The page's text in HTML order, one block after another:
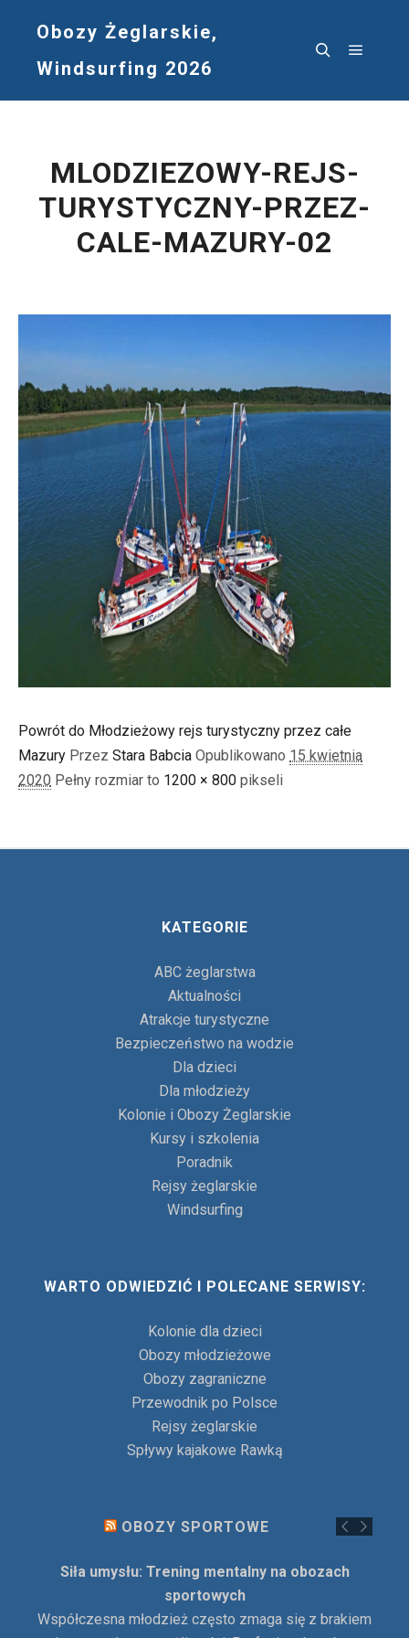
Obozy Żeglarskie,
Windsurfing 2026
MLODZIEZOWY-REJS-
TURYSTYCZNY-PRZEZ-
CALE-MAZURY-02
Powrót do Młodzieżowy rejs turystyczny przez całe
Mazury Przez Stara Babcia Opublikowano 15 kwietnia
2020 Pełny rozmiar to 1200 × 800 pikseli
KATEGORIE
ABC żeglarstwa
Aktualności
Atrakcje turystyczne
Bezpieczeństwo na wodzie
Dla dzieci
Dla młodzieży
Kolonie i Obozy Żeglarskie
Kursy i szkolenia
Poradnik
Rejsy żeglarskie
Windsurfing
WARTO ODWIEDZIĆ I POLECANE SERWISY:
Kolonie dla dzieci
Obozy młodzieżowe
Obozy zagraniczne
Przewodnik po Polsce
Rejsy żeglarskie
Spływy kajakowe Rawką
OBOZY SPORTOWE
Siła umysłu: Trening mentalny na obozach
sportowych
Współczesna młodzież często zmaga się z brakiem